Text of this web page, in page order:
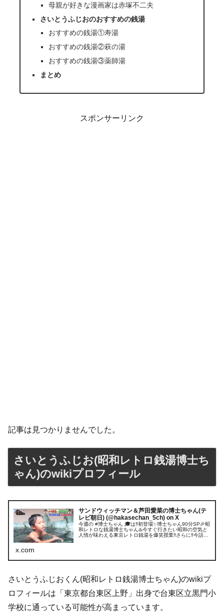
母親が好きな漫画家は赤塚不二夫
さいとうふじおのおすすめの銭湯
おすすめの銭湯①寿湯
おすすめの銭湯②萩の湯
おすすめの銭湯③薬師湯
まとめ
スポンサーリンク
記事は見つかりませんでした。
さいとうふじお(昭和レトロ銭湯博士ち
ゃん)のwikiプロフィール
サンドウィッチマン＆芦田愛菜の博士ちゃん(テ
レビ朝日) (@hakasechan_5ch) on X
今週の #博士ちゃん 🎓は‼️初登場✨博士ちゃん90分SP🎉昭
和レトロな銭湯博士ちゃん♨️今すぐ行きたい昭和の空気と
人情が味わえる東京レトロ銭湯を爆笑授業‼️さらに‼️今話題
x.com
さいとうふじおくん(昭和レトロ銭湯博士ちゃん)のwikiプ
ロフィールは「東京都台東区上野」出身で台東区立黒門小
学校に通っている可能性が高まっています。